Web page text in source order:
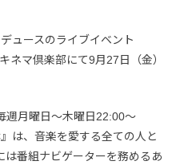
ュースのライブイベント
ネマ倶楽部にて9月27日（金）
週月曜日～木曜日22:00～
は、音楽を愛する全ての人と
番組ナビゲーターを務めるあ